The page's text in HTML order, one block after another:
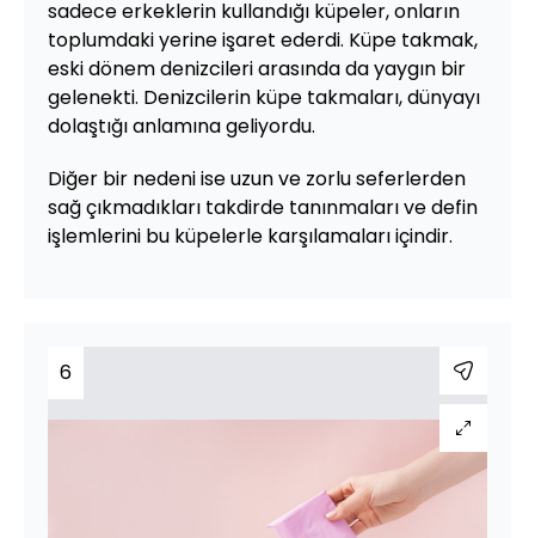
sadece erkeklerin kullandığı küpeler, onların
toplumdaki yerine işaret ederdi. Küpe takmak,
eski dönem denizcileri arasında da yaygın bir
gelenekti. Denizcilerin küpe takmaları, dünyayı
dolaştığı anlamına geliyordu.
Diğer bir nedeni ise uzun ve zorlu seferlerden
sağ çıkmadıkları takdirde tanınmaları ve defin
işlemlerini bu küpelerle karşılamaları içindir.
6